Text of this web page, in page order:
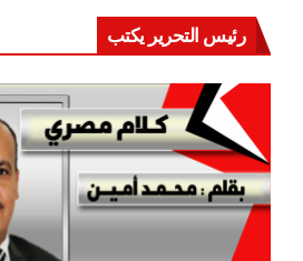
رئيس التحرير يكتب